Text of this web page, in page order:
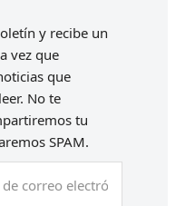
y recibe un
vez que
que
No te
tu
SPAM.